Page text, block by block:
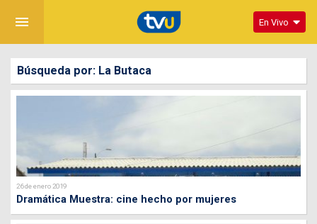
menu En Vivo
Búsqueda por: La Butaca
26 de enero 2019
Dramática Muestra: cine hecho por mujeres